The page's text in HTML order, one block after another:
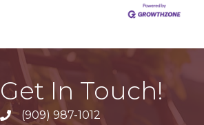
Get In Touch!
(909) 987-1012